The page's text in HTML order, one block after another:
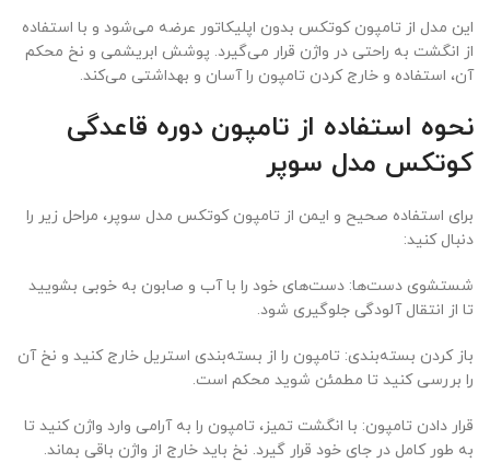
این مدل از تامپون کوتکس بدون اپلیکاتور عرضه می‌شود و با استفاده
از انگشت به راحتی در واژن قرار می‌گیرد. پوشش ابریشمی و نخ محکم
آن، استفاده و خارج کردن تامپون را آسان و بهداشتی می‌کند.
نحوه استفاده از تامپون دوره قاعدگی
کوتکس مدل سوپر
برای استفاده صحیح و ایمن از تامپون کوتکس مدل سوپر، مراحل زیر را
دنبال کنید:
شستشوی دست‌ها: دست‌های خود را با آب و صابون به خوبی بشویید
تا از انتقال آلودگی جلوگیری شود.
باز کردن بسته‌بندی: تامپون را از بسته‌بندی استریل خارج کنید و نخ آن
را بررسی کنید تا مطمئن شوید محکم است.
قرار دادن تامپون: با انگشت تمیز، تامپون را به آرامی وارد واژن کنید تا
به طور کامل در جای خود قرار گیرد. نخ باید خارج از واژن باقی بماند.